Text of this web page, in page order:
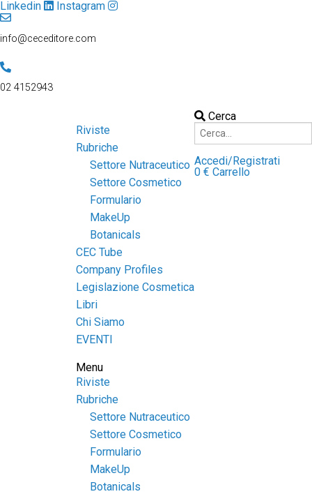
Linkedin Instagram
info@ceceditore.com
02 4152943
Cerca
Accedi/Registrati
0 € Carrello
Riviste
Rubriche
Settore Nutraceutico
Settore Cosmetico
Formulario
MakeUp
Botanicals
CEC Tube
Company Profiles
Legislazione Cosmetica
Libri
Chi Siamo
EVENTI
Menu
Riviste
Rubriche
Settore Nutraceutico
Settore Cosmetico
Formulario
MakeUp
Botanicals